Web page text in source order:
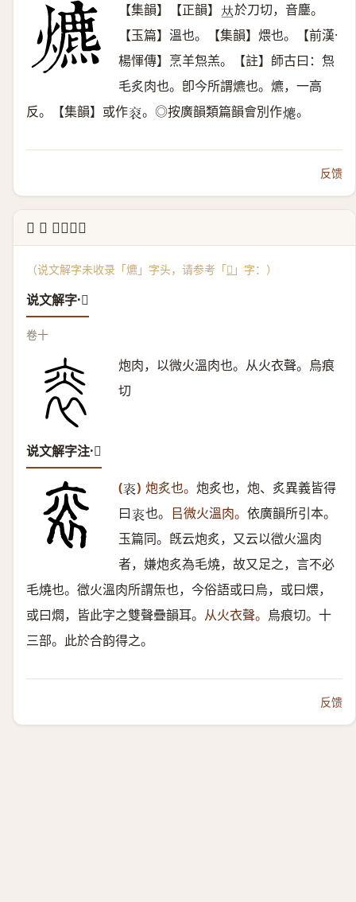
【集韻】【正韻】 𠀤於刀切，音鏖。
【玉篇】溫也。【集韻】煨也。【前漢·
楊惲傳】烹羊炰羔。【註】師古曰：炰
毛炙肉也。卽今所謂爊也。爊，一高
反。【集韻】或作𧘳 。◎按廣韻類篇韻會別作𤏶 。
反馈
↳ 𤇯 说文解字
（说文解字未收录「爊」字头，请参考「𤇯 」字：）
说文解字·𤇯
卷十
炮肉，以微火溫肉也。从火衣聲。烏痕
切
说文解字注·𤇯
(𤇯 ) 炮炙也。 炮炙也，炮、炙異義皆得
曰𤇯 也。 㠯微火溫肉。 依廣韻所引本。
玉篇同。旣云炮炙，又云以㣲火溫肉
者，嫌炮炙為毛燒，故又足之，言不必
毛燒也。㣲火溫肉所謂缹也，今俗語或曰烏，或曰煨，
或曰燜，皆此字之雙聲疊韻耳。 从火衣聲。 烏痕切。十
三部。此於合韵得之。
反馈